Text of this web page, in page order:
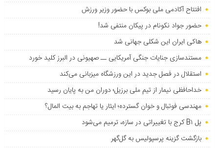
افتتاح آکادمی ملی بوکس با حضور وزیر ورزش
حضور جواد نکونام در پیکان منتفی شد!
هاکی ایران این شکلی جهانی شد
مستندسازی جنایات جنگی آمریکایی ــ صهیونی در البرز کلید خورد
استقلال در فصل جدید در این ورزشگاه میزبانی می‌کند
خداحافظی نیمار از تیم ملی برزیل؛ دوران من به پایان رسید
مهندسی فوتبال و خوان گسترده؛ ایثار یا تهاجم به بیت المال؟
پل B۱ کرج با تغییراتی در سازه، ترمیم می‌شود
بازگشت گزینه پرسپولیس به ‌گل‌گهر